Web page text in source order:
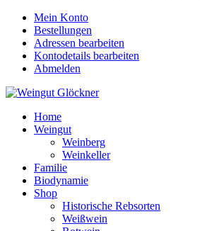
Mein Konto
Bestellungen
Adressen bearbeiten
Kontodetails bearbeiten
Abmelden
Home
Weingut
Weinberg
Weinkeller
Familie
Biodynamie
Shop
Historische Rebsorten
Weißwein